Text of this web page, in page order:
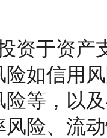
险如信用
险等，以
风险、流